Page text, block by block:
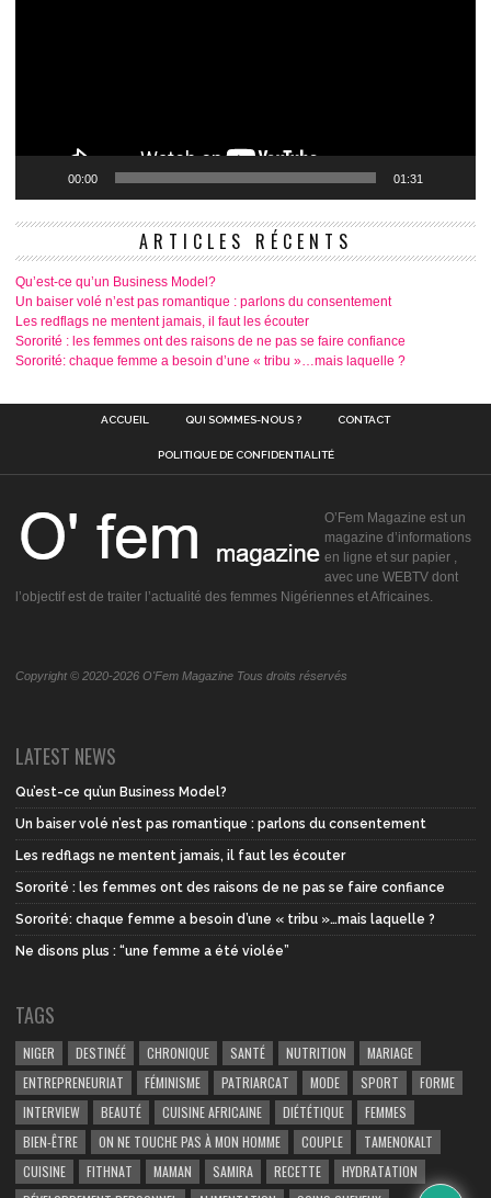
00:00 01:31
ARTICLES RÉCENTS
Qu’est-ce qu’un Business Model?
Un baiser volé n’est pas romantique : parlons du consentement
Les redflags ne mentent jamais, il faut les écouter
Sororité : les femmes ont des raisons de ne pas se faire confiance
Sororité: chaque femme a besoin d’une « tribu »…mais laquelle ?
ACCUEIL QUI SOMMES-NOUS ? CONTACT
POLITIQUE DE CONFIDENTIALITÉ
O’Fem Magazine est un
magazine d’informations
en ligne et sur papier ,
avec une WEBTV dont
l’objectif est de traiter l’actualité des femmes Nigériennes et Africaines.
Copyright © 2020-2026 O'Fem Magazine Tous droits réservés
LATEST NEWS
Qu’est-ce qu’un Business Model?
Un baiser volé n’est pas romantique : parlons du consentement
Les redflags ne mentent jamais, il faut les écouter
Sororité : les femmes ont des raisons de ne pas se faire confiance
Sororité: chaque femme a besoin d’une « tribu »…mais laquelle ?
Ne disons plus : “une femme a été violée”
TAGS
NIGER DESTINÉÉ CHRONIQUE SANTÉ NUTRITION
MARIAGE
ENTREPRENEURIAT
FÉMINISME PATRIARCAT MODE SPORT
FORME
INTERVIEW
BEAUTÉ CUISINE AFRICAINE DIÉTÉTIQUE
FEMMES
BIEN-ÊTRE
ON NE TOUCHE PAS À MON HOMME COUPLE
TAMENOKALT
CUISINE
FITHNAT MAMAN SAMIRA RECETTE
HYDRATATION